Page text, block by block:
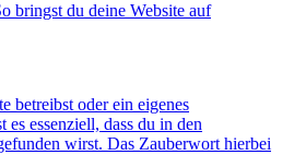
bringst du deine Website auf
betreibst oder ein eigenes
es essenziell, dass du in den
wirst. Das Zauberwort hierbei